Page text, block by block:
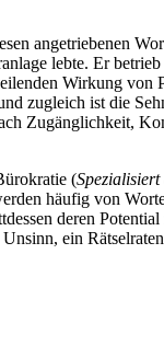
angetriebenen
lebte. Er
Wirkung
zugleich ist die
Zugänglichkeit,
(
häufig von
deren
ein